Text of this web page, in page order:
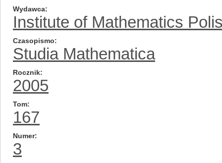
Wydawca
Institute of Mathematics
Czasopismo
Studia Mathematica
Rocznik
2005
Tom
167
Numer
3